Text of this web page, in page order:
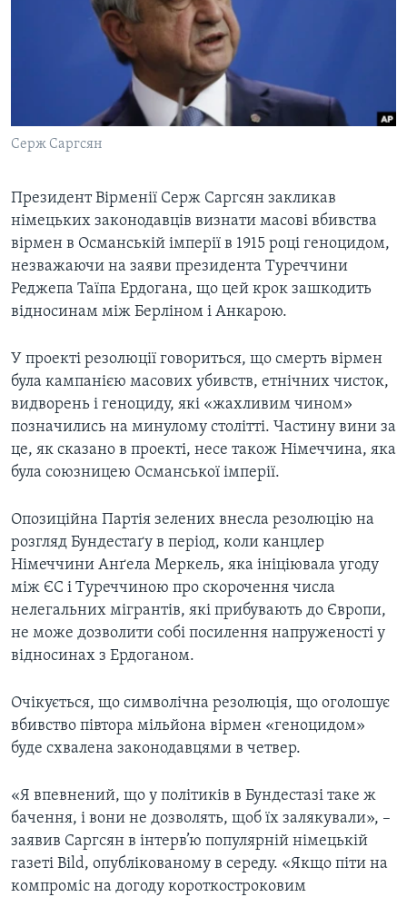
СУСПІЛЬСТВО
ІСТОРІЇ УСПІХУ УКРАЇНЦІВ
ТЕЛЕПРОГРАМИ
БРИФІНГ ГОЛОСУ АМЕРИКИ
ПРАЙМ-ТАЙМ
ПОГЛЯД З ВАШИНГТОНА
Learning English
Мови
Серж Саргсян
Президент Вірменії Серж Саргсян закликав
німецьких законодавців визнати масові вбивства
вірмен в Османській імперії в 1915 році геноцидом,
незважаючи на заяви президента Туреччини
Реджепа Таїпа Ердогана, що цей крок зашкодить
відносинам між Берліном і Анкарою.
У проекті резолюції говориться, що смерть вірмен
була кампанією масових убивств, етнічних чисток,
видворень і геноциду, які «жахливим чином»
позначились на минулому столітті. Частину вини за
це, як сказано в проекті, несе також Німеччина, яка
була союзницею Османської імперії.
Опозиційна Партія зелених внесла резолюцію на
розгляд Бундестаґу в період, коли канцлер
Німеччини Анґела Меркель, яка ініціювала угоду
між ЄС і Туреччиною про скорочення числа
нелегальних мігрантів, які прибувають до Європи,
не може дозволити собі посилення напруженості у
відносинах з Ердоганом.
Очікується, що символічна резолюція, що оголошує
вбивство півтора мільйона вірмен «геноцидом»
буде схвалена законодавцями в четвер.
«Я впевнений, що у політиків в Бундестазі таке ж
бачення, і вони не дозволять, щоб їх залякували», –
заявив Саргсян в інтерв’ю популярній німецькій
газеті Bild, опублікованому в середу. «Якщо піти на
компроміс на догоду короткостроковим